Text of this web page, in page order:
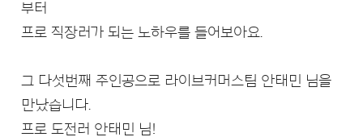
부터
프로 직장러가 되는 노하우를 들어보아요.
그 다섯번째 주인공으로 라이브커머스팀 안태민 님을
만났습니다.
프로 도전러 안태민 님!